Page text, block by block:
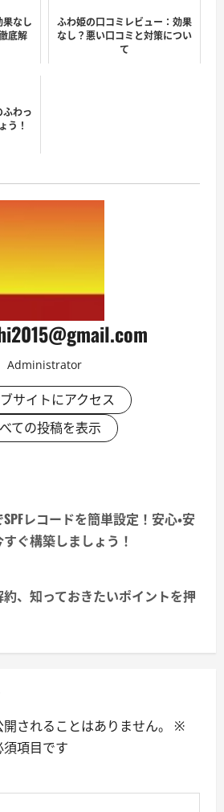
なし
底解
ふわ姫の口コミレビュー：効果
なし？悪い口コミと対策につい
て
わっ
う！
Administrator
サイトにアクセス
ての投稿を表示
レコードを簡単設定！安心・安
ぐ構築しましょう！
、知っておきたいポイントを押
されることはありません。
※
項目です